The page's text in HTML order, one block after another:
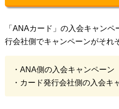
「ANAカード」の入会キャン
行会社側でキャンペーンがそれ
・ANA側の入会キャンペーン
・カード発行会社側の入会キ